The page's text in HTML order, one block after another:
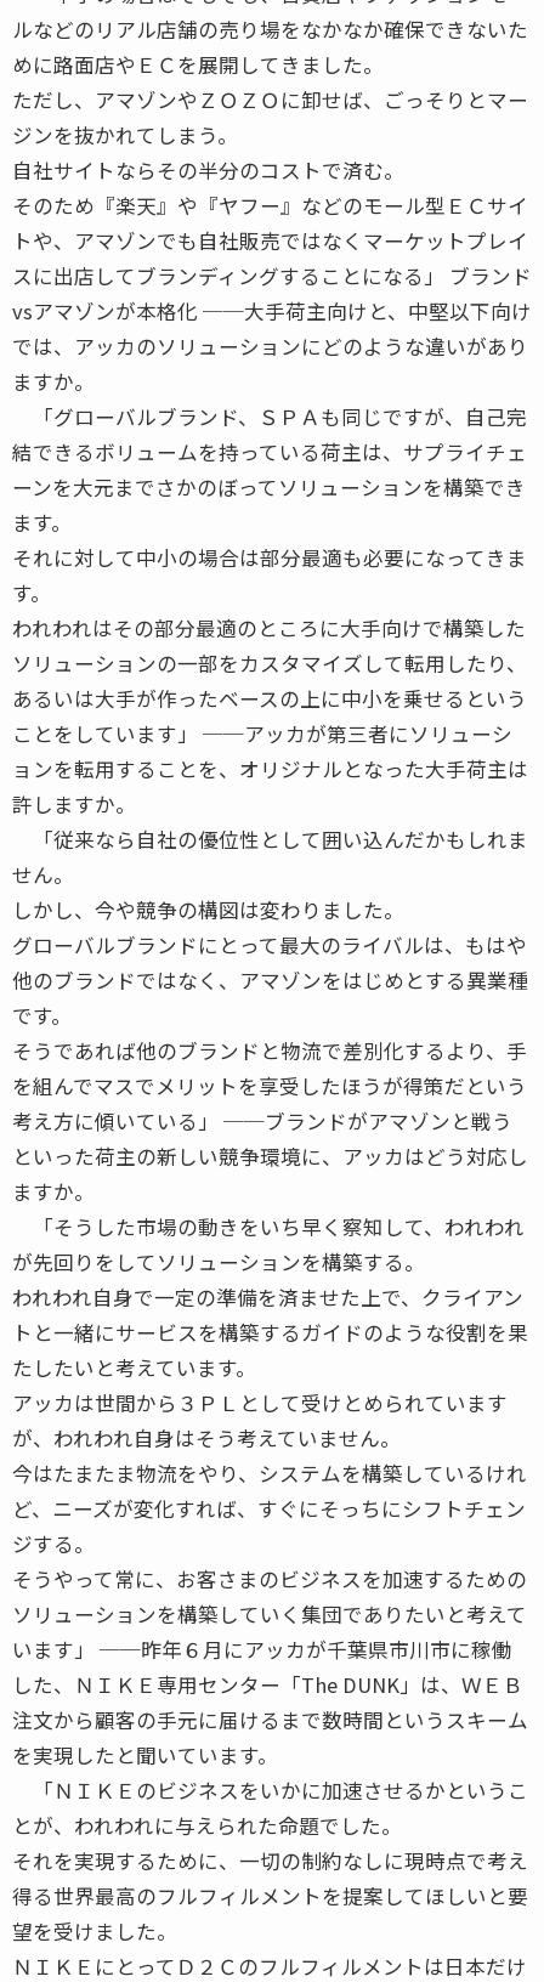
ルなどのリアル店舗の売り場をなかなか確保できないた
めに路面店やＥＣを展開してきました。
ただし、アマゾンやＺＯＺＯに卸せば、ごっそりとマー
ジンを抜かれてしまう。
自社サイトならその半分のコストで済む。
そのため『楽天』や『ヤフー』などのモール型ＥＣサイ
トや、アマゾンでも自社販売ではなくマーケットプレイ
スに出店してブランディングすることになる」 ブランド
vsアマゾンが本格化 ──大手荷主向けと、中堅以下向け
では、アッカのソリューションにどのような違いがあり
ますか。
「グローバルブランド、ＳＰＡも同じですが、自己完
結できるボリュームを持っている荷主は、サプライチェ
ーンを大元までさかのぼってソリューションを構築でき
ます。
それに対して中小の場合は部分最適も必要になってきま
す。
われわれはその部分最適のところに大手向けで構築した
ソリューションの一部をカスタマイズして転用したり、
あるいは大手が作ったベースの上に中小を乗せるという
ことをしています」 ──アッカが第三者にソリューシ
ョンを転用することを、オリジナルとなった大手荷主は
許しますか。
「従来なら自社の優位性として囲い込んだかもしれま
せん。
しかし、今や競争の構図は変わりました。
グローバルブランドにとって最大のライバルは、もはや
他のブランドではなく、アマゾンをはじめとする異業種
です。
そうであれば他のブランドと物流で差別化するより、手
を組んでマスでメリットを享受したほうが得策だという
考え方に傾いている」 ──ブランドがアマゾンと戦う
といった荷主の新しい競争環境に、アッカはどう対応し
ますか。
「そうした市場の動きをいち早く察知して、われわれ
が先回りをしてソリューションを構築する。
われわれ自身で一定の準備を済ませた上で、クライアン
トと一緒にサービスを構築するガイドのような役割を果
たしたいと考えています。
アッカは世間から３ＰＬとして受けとめられています
が、われわれ自身はそう考えていません。
今はたまたま物流をやり、システムを構築しているけれ
ど、ニーズが変化すれば、すぐにそっちにシフトチェン
ジする。
そうやって常に、お客さまのビジネスを加速するための
ソリューションを構築していく集団でありたいと考えて
います」 ──昨年６月にアッカが千葉県市川市に稼働
した、ＮＩＫＥ専用センター「The DUNK」は、ＷＥＢ
注文から顧客の手元に届けるまで数時間というスキーム
を実現したと聞いています。
「ＮＩＫＥのビジネスをいかに加速させるかというこ
とが、われわれに与えられた命題でした。
それを実現するために、一切の制約なしに現時点で考え
得る世界最高のフルフィルメントを提案してほしいと要
望を受けました。
ＮＩＫＥにとってＤ２Ｃのフルフィルメントは日本だけ